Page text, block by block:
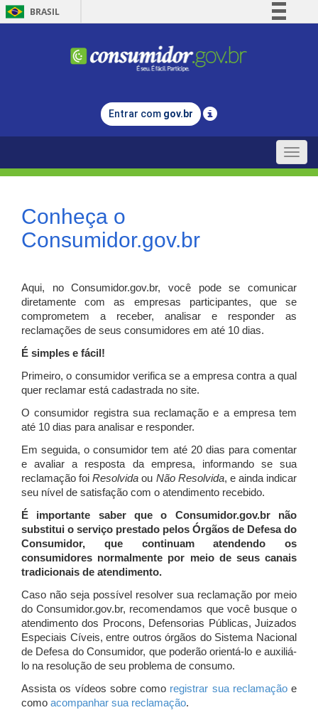
BRASIL
Comunica BR
Legislação
Entrar com gov.br
Toggle
Conheça o
Consumidor.gov.br
Aqui, no Consumidor.gov.br, você pode se comunicar
diretamente com as empresas participantes, que se
comprometem a receber, analisar e responder as
reclamações de seus consumidores em até 10 dias.
É simples e fácil!
Primeiro, o consumidor verifica se a empresa contra a qual
quer reclamar está cadastrada no site.
O consumidor registra sua reclamação e a empresa tem
até 10 dias para analisar e responder.
Em seguida, o consumidor tem até 20 dias para comentar
e avaliar a resposta da empresa, informando se sua
reclamação foiResolvida ou Não Resolvida, e ainda indicar
seu nível de satisfação com o atendimento recebido.
É importante saber que o Consumidor.gov.br não
substitui o serviço prestado pelos Órgãos de Defesa do
Consumidor, que continuam atendendo os
consumidores normalmente por meio de seus canais
tradicionais de atendimento.
Caso não seja possível resolver sua reclamação por meio
do Consumidor.gov.br, recomendamos que você busque o
atendimento dos Procons, Defensorias Públicas, Juizados
Especiais Cíveis, entre outros órgãos do Sistema Nacional
de Defesa do Consumidor, que poderão orientá-lo e auxiliá-
lo na resolução de seu problema de consumo.
Assista os vídeos sobre como registrar sua reclamaçãoe
como acompanhar sua reclamação.